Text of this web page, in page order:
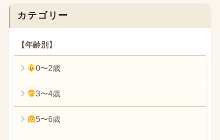
カテゴリー
【年齢別】
0〜2歳
3〜4歳
5〜6歳